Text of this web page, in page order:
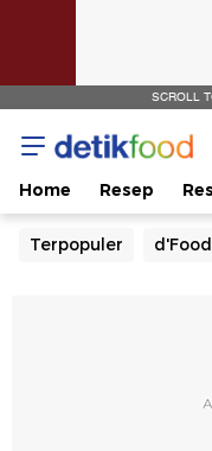
SCROLL
Home Resep
Terpopuler